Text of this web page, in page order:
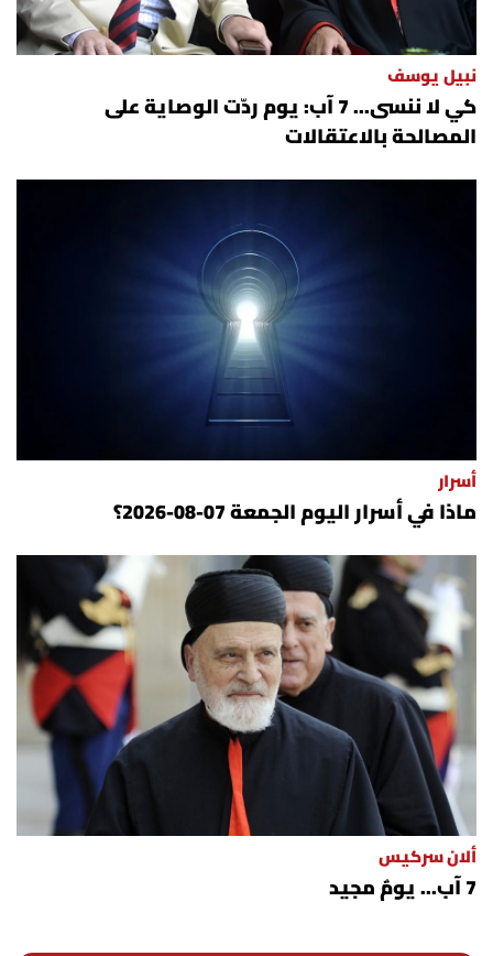
نبيل يوسف
كي لا ننسى... 7 آب: يوم ردّت الوصاية على
المصالحة بالاعتقالات
أسرار
ماذا في أسرار اليوم الجمعة 07-08-2026؟
ألان سركيس
7 آب... يومٌ مجيد